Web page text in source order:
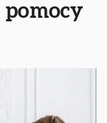
pomocy